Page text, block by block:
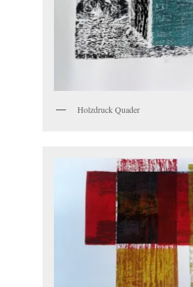
Holzdruck Quader